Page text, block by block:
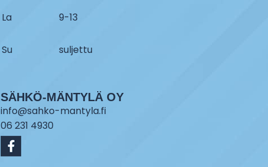
La 9-13
Su suljettu
SÄHKÖ-MÄNTYLÄ OY
info@sahko-mantyla.fi
06 231 4930